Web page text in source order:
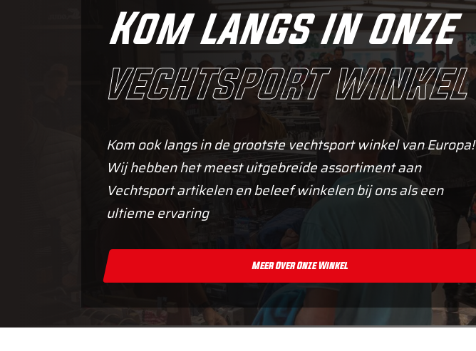
Kom langs in onze
vechtsport winkel
Kom ook langs in de grootste vechtsport winkel van Europa!
Wij hebben het meest uitgebreide assortiment aan
Vechtsport artikelen en beleef winkelen bij ons als een
ultieme ervaring
Meer Over Onze Winkel